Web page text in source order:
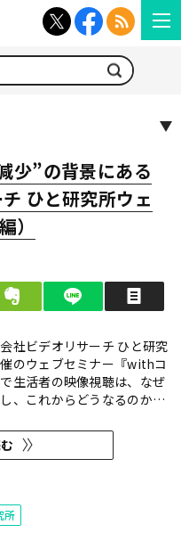
少”の背景にある
ひと研究所ウェ
）
ブ クリップ LINEで送る
社ビデオリサーチ ひと研究
のウェブセミナー『withコ
生活者の映像視聴は、なぜ
、これからどうなるのか？
聴の実態と背景〜』が、
1月31日・2月9日に開催。
所